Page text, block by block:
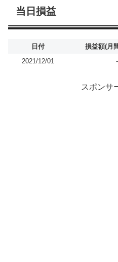
当日損益
日付 損益額(月
2021/12/01
スポンサ